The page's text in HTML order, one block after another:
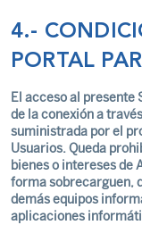
4.-
PORTAL
El acceso al
de la conexión a
suministrada por el
Usuarios. Queda
bienes o intereses de
forma sobrecarguen,
demás equipos
aplicaciones